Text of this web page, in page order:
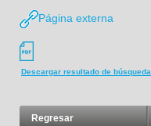
Página externa
Descargar resultado de búsqueda
Regresar